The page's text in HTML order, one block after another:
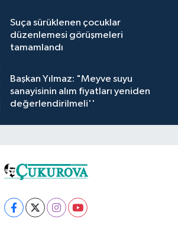
Suça sürüklenen çocuklar
düzenlemesi görüşmeleri
tamamlandı
Başkan Yılmaz: "Meyve suyu
sanayisinin alım fiyatları yeniden
değerlendirilmeli''